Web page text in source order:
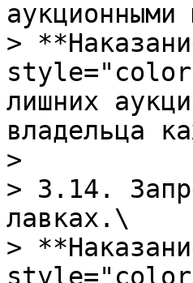
>
лишних
владельца
>
> 3.14.
лавках.\
>